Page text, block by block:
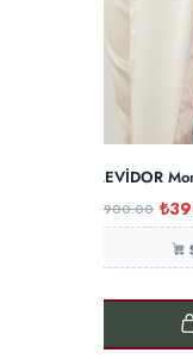
LEVİDOR
900.00 ₺